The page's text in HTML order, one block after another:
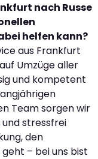
nach Russe
helfen kann?
aus Frankfurt
Umzüge aller
und kompetent
Team sorgen wir
und stressfrei
den
– bei uns bist